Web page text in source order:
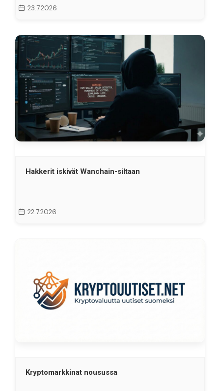
23.7.2026
Hakkerit iskivät Wanchain-siltaan
22.7.2026
Kryptomarkkinat nousussa